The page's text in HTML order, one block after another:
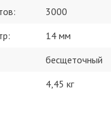
:
3000
:
14 мм
бесщеточный
4,45 кг